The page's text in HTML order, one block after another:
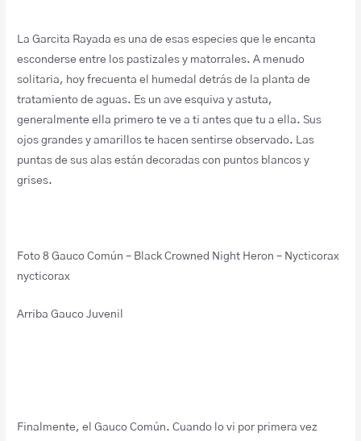
La Garcita Rayada es una de esas especies que le encanta
esconderse entre los pastizales y matorrales. A menudo
solitaria, hoy frecuenta el humedal detrás de la planta de
tratamiento de aguas. Es un ave esquiva y astuta,
generalmente ella primero te ve a ti antes que tu a ella. Sus
ojos grandes y amarillos te hacen sentirse observado. Las
puntas de sus alas están decoradas con puntos blancos y
grises.
Foto 8 Gauco Común – Black Crowned Night Heron – Nycticorax
nycticorax
Arriba Gauco Juvenil
Finalmente, el Gauco Común. Cuando lo vi por primera vez